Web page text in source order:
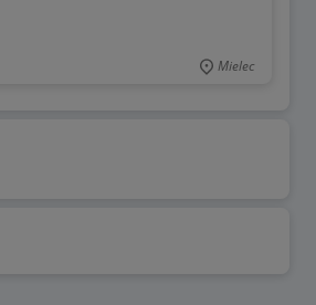
Mielec